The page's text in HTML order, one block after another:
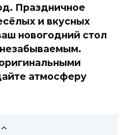
Праздничное
и вкусных
новогодний стол
атмосферу